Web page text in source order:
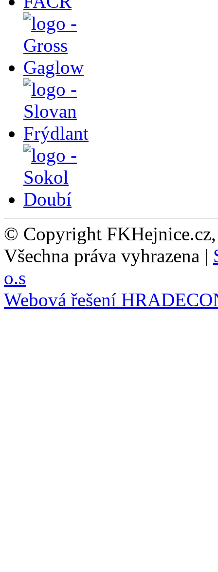
© Copyright
Všechna práva vyhrazena |
o.s
Webová řešení